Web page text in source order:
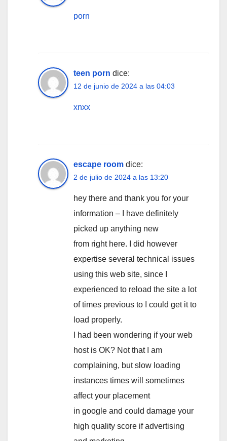
porn
teen porn dice:
12 de junio de 2024 a las 04:03
xnxx
escape room dice:
2 de julio de 2024 a las 13:20
hey there and thank you for your
information – I have definitely
picked up anything new
from right here. I did however
expertise several technical issues
using this web site, since I
experienced to reload the site a lot
of times previous to I could get it to
load properly.
I had been wondering if your web
host is OK? Not that I am
complaining, but slow loading
instances times will sometimes
affect your placement
in google and could damage your
high quality score if advertising